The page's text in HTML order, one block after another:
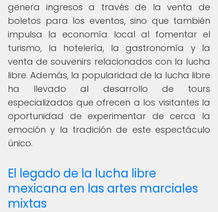
genera ingresos a través de la venta de
boletos para los eventos, sino que también
impulsa la economía local al fomentar el
turismo, la hotelería, la gastronomía y la
venta de souvenirs relacionados con la lucha
libre. Además, la popularidad de la lucha libre
ha llevado al desarrollo de tours
especializados que ofrecen a los visitantes la
oportunidad de experimentar de cerca la
emoción y la tradición de este espectáculo
único.
El legado de la lucha libre
mexicana en las artes marciales
mixtas